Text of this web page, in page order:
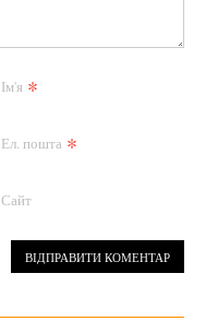
Ім'я *
Ел. пошта *
Сайт